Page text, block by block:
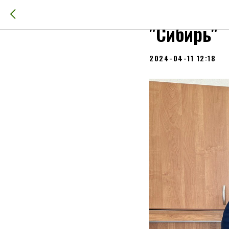
ТГАСУ
"Сибирь"
2024-04-11 12:18